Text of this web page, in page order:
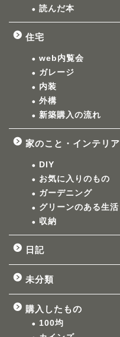
読んだ本
住宅
web内覧会
ガレージ
内装
外構
新築購入の流れ
家のこと・インテリア
DIY
お気に入りのもの
ガーデニング
グリーンのある生活
収納
日記
未分類
購入したもの
100均